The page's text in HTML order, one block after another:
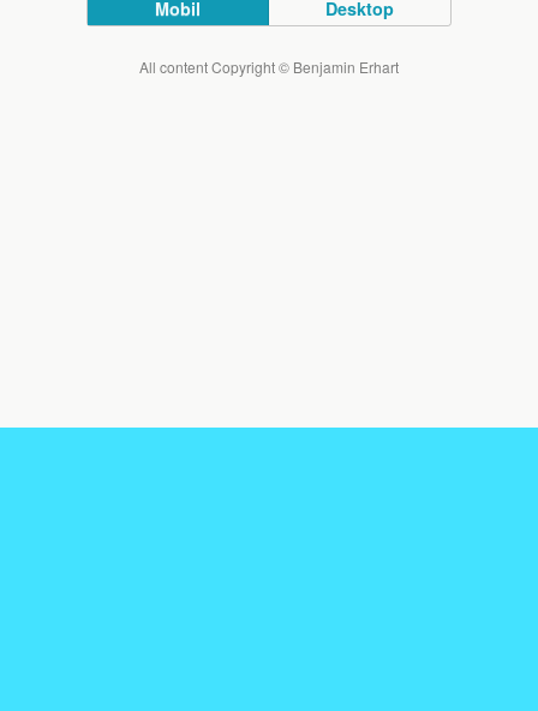
Mobil Desktop
All content Copyright © Benjamin Erhart